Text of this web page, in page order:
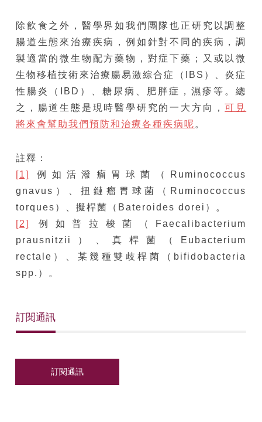
除飲食之外，醫學界如我們團隊也正研究以調整
腸道生態來治療疾病，例如針對不同的疾病，調
製適當的微生物配方藥物，對症下藥；又或以微
生物移植技術來治療腸易激綜合症（IBS）、炎症
性腸炎（IBD）、糖尿病、肥胖症，濕疹等。總
之，腸道生態是現時醫學研究的一大方向，可見
將來會幫助我們預防和治療各種疾病呢 。
註釋：
[1]
例如活潑瘤胃球菌（Ruminococcus
gnavus）、扭鏈瘤胃球菌（Ruminococcus
torques）、擬桿菌（Bateroides dorei）。
[2]
例如普拉梭菌（Faecalibacterium
prausnitzii）、真桿菌（Eubacterium
rectale）、某幾種雙歧桿菌（bifidobacteria
spp.）。
訂閱通訊